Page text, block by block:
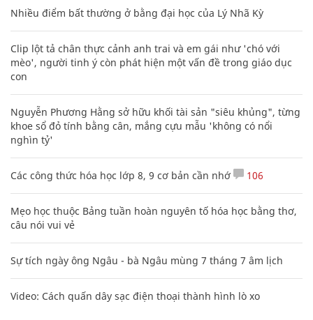
Nhiều điểm bất thường ở bằng đại học của Lý Nhã Kỳ
Clip lột tả chân thực cảnh anh trai và em gái như 'chó với
mèo', người tinh ý còn phát hiện một vấn đề trong giáo dục
con
Nguyễn Phương Hằng sở hữu khối tài sản "siêu khủng", từng
khoe sổ đỏ tính bằng cân, mắng cựu mẫu 'không có nổi
nghìn tỷ'
Các công thức hóa học lớp 8, 9 cơ bản cần nhớ 106
Mẹo học thuộc Bảng tuần hoàn nguyên tố hóa học bằng thơ,
câu nói vui vẻ
Sự tích ngày ông Ngâu - bà Ngâu mùng 7 tháng 7 âm lịch
Video: Cách quấn dây sạc điện thoại thành hình lò xo